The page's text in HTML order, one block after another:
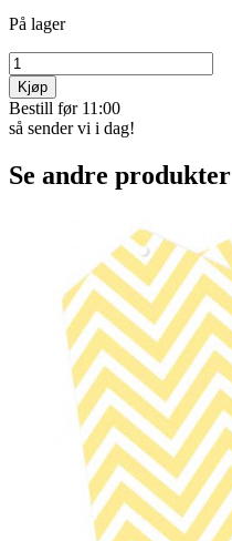
På lager
Kjøp
Bestill før 11:00
så sender vi i dag!
Se andre produkter